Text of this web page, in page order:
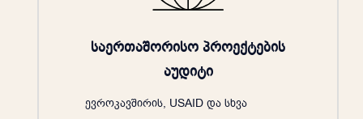
საერთაშორისო პროექტების
აუდიტი
ევროკავშირის, USAID და სხვა